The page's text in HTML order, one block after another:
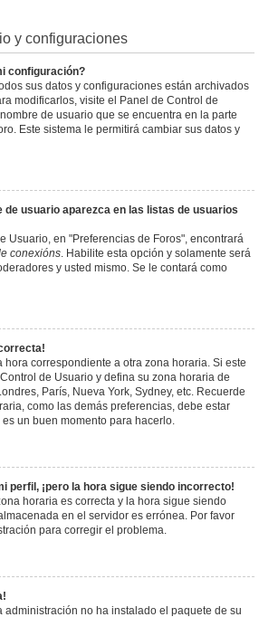
y configuraciones
configuración?
sus datos y configuraciones están archivados
modificarlos, visite el Panel de Control de
de usuario que se encuentra en la parte
Este sistema le permitirá cambiar sus datos y
de usuario aparezca en las listas de usuarios
Usuario, en "Preferencias de Foros", encontrará
conexións. Habilite esta opción y solamente será
y usted mismo. Se le contará como
hora correspondiente a otra zona horaria. Si este
de Usuario y defina su zona horaria de
París, Nueva York, Sydney, etc. Recuerde
como las demás preferencias, debe estar
un buen momento para hacerlo.
perfil, ¡pero la hora sigue siendo incorrecto!
horaria es correcta y la hora sigue siendo
en el servidor es errónea. Por favor
para corregir el problema.
administración no ha instalado el paquete de su